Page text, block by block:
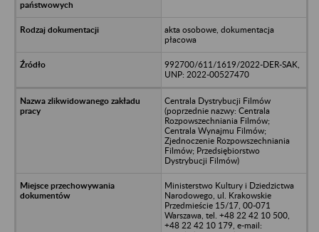
akta osobowe, dokumentacja
płacowa
992700/611/1619/2022-DER-SAK,
UNP: 2022-00527470
Centrala Dystrybucji Filmów
(poprzednie nazwy: Centrala
Rozpowszechniania Filmów;
Centrala Wynajmu Filmów;
Zjednoczenie Rozpowszechniania
Filmów; Przedsiębiorstwo
Dystrybucji Filmów)
Ministerstwo Kultury i Dziedzictwa
Narodowego, ul. Krakowskie
Przedmieście 15/17, 00-071
Warszawa, tel. +48 22 42 10 500,
+48 22 42 10 179, e-mail: